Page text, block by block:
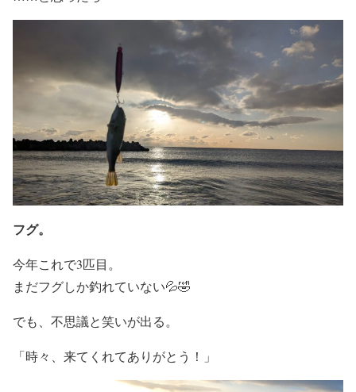
フグ。
今年これで3匹目。
まだフグしか釣れていない💦🤣
でも、不思議と笑いが出る。
「時々、来てくれてありがとう！」